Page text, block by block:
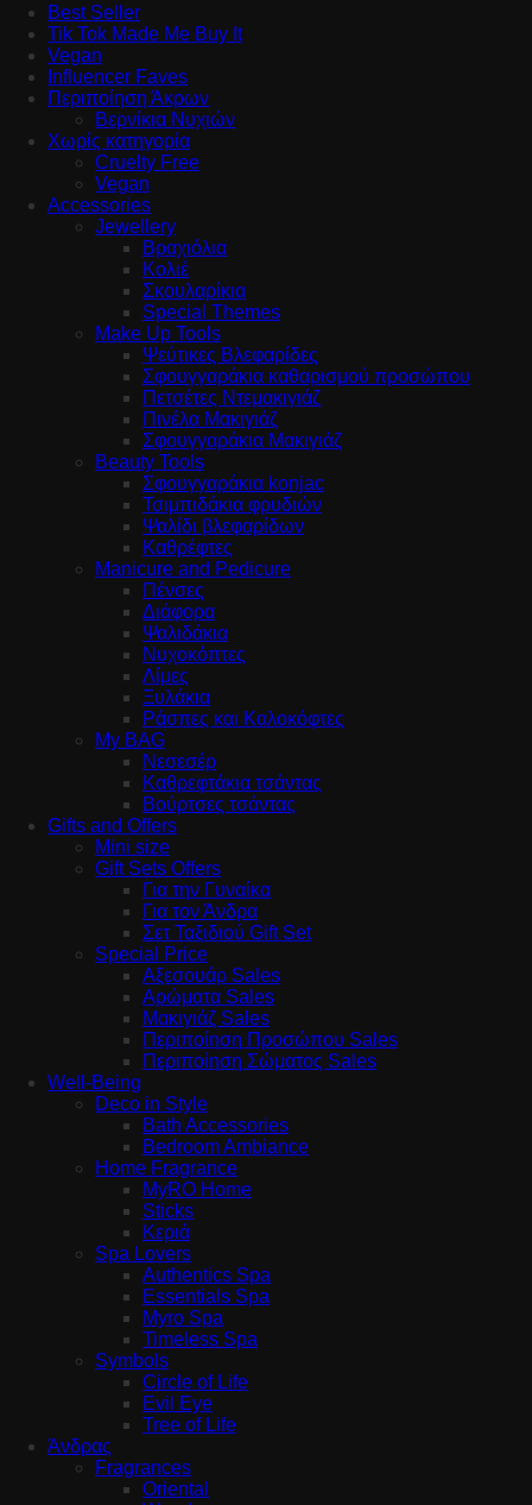
Best Seller
Tik Tok Made Me Buy It
Vegan
Influencer Faves
Περιποίηση Άκρων
Βερνίκια Νυχιών
Χωρίς κατηγορία
Cruelty Free
Vegan
Accessories
Jewellery
Βραχιόλια
Κολιέ
Σκουλαρίκια
Special Themes
Make Up Tools
Ψεύτικες Βλεφαρίδες
Σφουγγαράκια καθαρισμού προσώπου
Πετσέτες Ντεμακιγιάζ
Πινέλα Μακιγιάζ
Σφουγγαράκια Μακιγιάζ
Beauty Tools
Σφουγγαράκια konjac
Τσιμπιδάκια φρυδιών
Ψαλίδι βλεφαρίδων
Καθρέφτες
Manicure and Pedicure
Πένσες
Διάφορα
Ψαλιδάκια
Νυχοκόπτες
Λίμες
Ξυλάκια
Ράσπες και Καλοκόφτες
My BAG
Νεσεσέρ
Καθρεφτάκια τσάντας
Βούρτσες τσάντας
Gifts and Offers
Mini size
Gift Sets Offers
Για την Γυναίκα
Για τον Άνδρα
Σετ Ταξιδιού Gift Set
Special Price
Αξεσουάρ Sales
Αρώματα Sales
Μακιγιάζ Sales
Περιποίηση Προσώπου Sales
Περιποίηση Σώματος Sales
Well-Being
Deco in Style
Bath Accessories
Bedroom Ambiance
Home Fragrance
MyRO Home
Sticks
Κεριά
Spa Lovers
Authentics Spa
Essentials Spa
Myro Spa
Timeless Spa
Symbols
Circle of Life
Evil Eye
Tree of Life
Άνδρας
Fragrances
Oriental